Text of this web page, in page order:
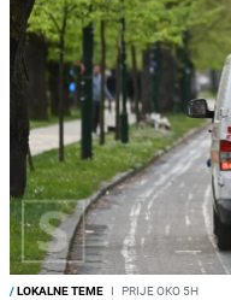
/LOKALNE TEME I PRIJE OKO 5H